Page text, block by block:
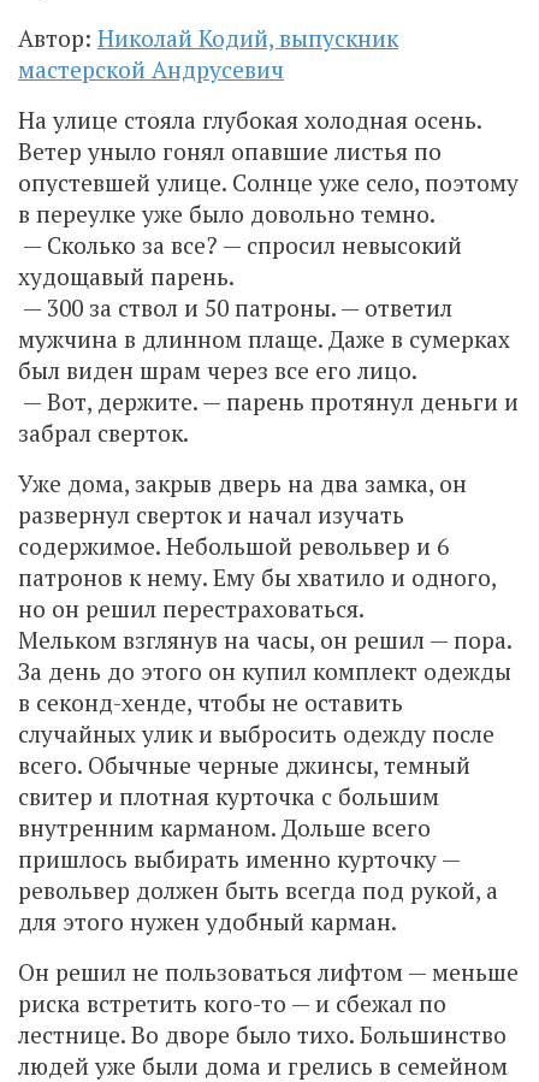
Автор: Николай Кодий, выпускник
мастерской Андрусевич
На улице стояла глубокая холодная осень.
Ветер уныло гонял опавшие листья по
опустевшей улице. Солнце уже село, поэтому
в переулке уже было довольно темно.
— Сколько за все? — спросил невысокий
худощавый парень.
— 300 за ствол и 50 патроны. — ответил
мужчина в длинном плаще. Даже в сумерках
был виден шрам через все его лицо.
— Вот, держите. — парень протянул деньги и
забрал сверток.
Уже дома, закрыв дверь на два замка, он
развернул сверток и начал изучать
содержимое. Небольшой револьвер и 6
патронов к нему. Ему бы хватило и одного,
но он решил перестраховаться.
Мельком взглянув на часы, он решил — пора.
За день до этого он купил комплект одежды
в секонд-хенде, чтобы не оставить
случайных улик и выбросить одежду после
всего. Обычные черные джинсы, темный
свитер и плотная курточка с большим
внутренним карманом. Дольше всего
пришлось выбирать именно курточку —
револьвер должен быть всегда под рукой, а
для этого нужен удобный карман.
Он решил не пользоваться лифтом — меньше
риска встретить кого-то — и сбежал по
лестнице. Во дворе было тихо. Большинство
людей уже были дома и грелись в семейном